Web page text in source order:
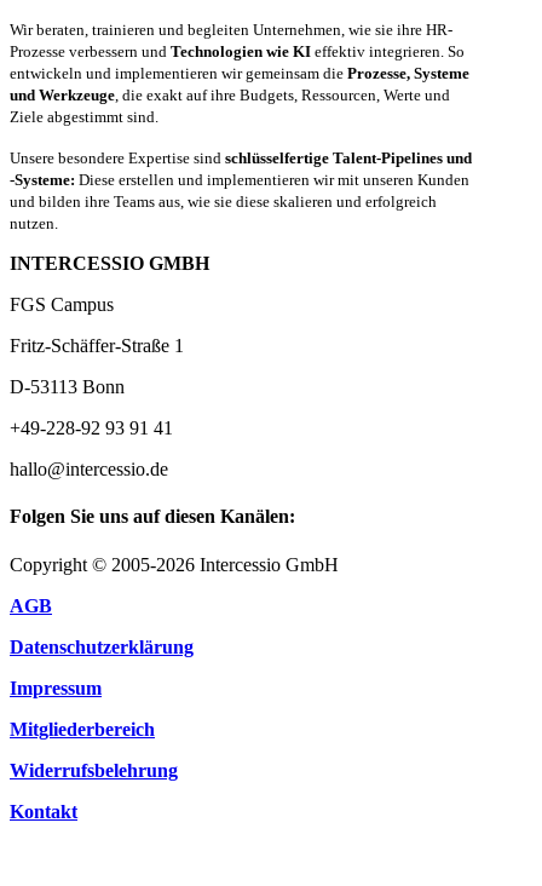
Wir beraten, trainieren und begleiten Unternehmen, wie sie ihre HR-
Prozesse verbessern und Technologien wie KI effektiv integrieren. So
entwickeln und implementieren wir gemeinsam die Prozesse, Systeme
und Werkzeuge, die exakt auf ihre Budgets, Ressourcen, Werte und
Ziele abgestimmt sind.
Unsere besondere Expertise sind schlüsselfertige Talent-Pipelines und
-Systeme: Diese erstellen und implementieren wir mit unseren Kunden
und bilden ihre Teams aus, wie sie diese skalieren und erfolgreich
nutzen.
INTERCESSIO GMBH
FGS Campus
Fritz-Schäffer-Straße 1
D-53113 Bonn
+49-228-92 93 91 41
hallo@intercessio.de
Folgen Sie uns auf diesen Kanälen:
Copyright © 2005-2026 Intercessio GmbH
AGB
Datenschutzerklärung
Impressum
Mitgliederbereich
Widerrufsbelehrung
Kontakt